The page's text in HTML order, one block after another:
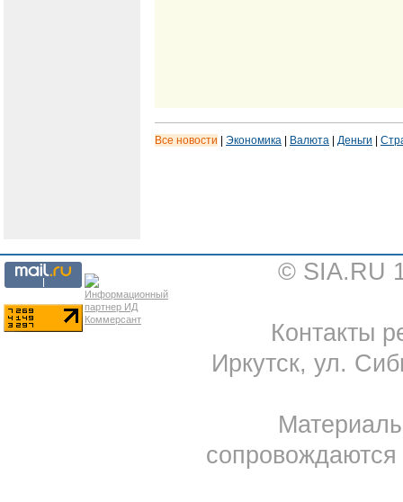
Все новости Экономика Валюта Деньги
© SIA.RU
Контакты
Иркутск, ул.